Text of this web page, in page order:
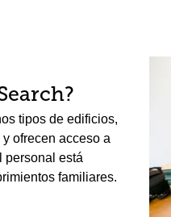
tipos de edificios,
ofrecen acceso a
personal está
familiares.